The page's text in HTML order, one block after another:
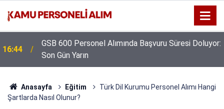
16:44
GSB 600 Personel Alımında Başvuru Süresi Doluyor:
Son Gün Yarın
Anasayfa Eğitim
Türk Dil Kurumu Personel Alımı Hangi
Şartlarda Nasıl Olunur?